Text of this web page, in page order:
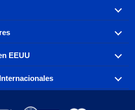
de tarifas aéreas baratas por
opciones para elegir.
Alaska Airlines
rutas de vuelo más populares
EEUU
baratos a destinos
de costa a costa.